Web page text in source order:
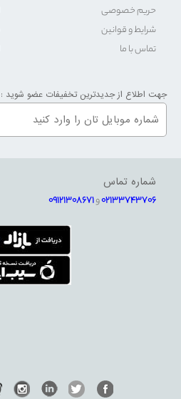
حریم خصوصی
شرایط و قوانین
تماس با ما
جهت اطلاع از جدیدترین تخفیفات عضو شوید :
شماره تماس
02133743706و09121308671